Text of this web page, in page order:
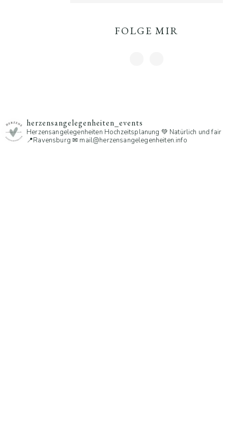
FOLGE MIR
herzensangelegenheiten_events
Herzensangelegenheiten Hochzeitsplanung 💚 Natürlich und fair
📍Ravensburg ✉ mail@herzensangelegenheiten.info